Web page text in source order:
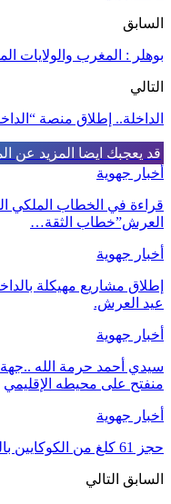
السابق
بوهلر : المغرب والولايات
التالي
الداخلة.. إطلاق منصة
قد يعجبك ايضا المزيد عن
أخبار جهوية
العرش”خطاب الثقة…
أخبار جهوية
إطلاق مشاريع مهيكلة
عيد العرش.
أخبار جهوية
سيدي أحمد حرمة الله
منفتح على محيطه الإقليمي
أخبار جهوية
حجز 61 كلغ من الكوكايين بالكركارات و توقيف شخصين.
السابق التالي